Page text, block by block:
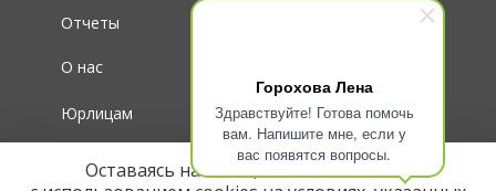
Горохова Лена
Здравствуйте! Готова помочь
вам. Напишите мне, если у
вас появятся вопросы.
Для волонтеров
Юрлицам
О нас
Отчеты
Оставаясь на сайте, вы соглашаетесь